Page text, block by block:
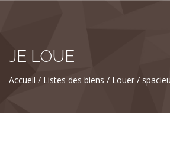
JE LOUE
Accueil Listes des biens Louer